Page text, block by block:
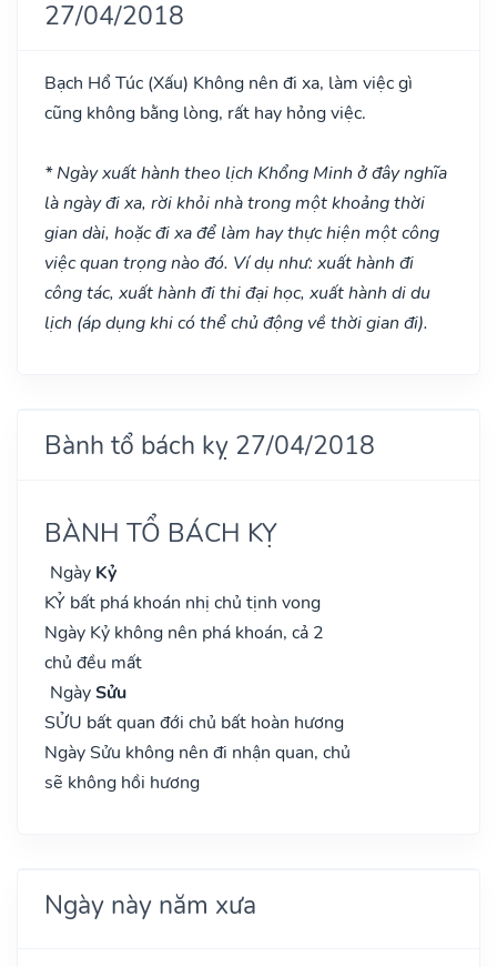
27/04/2018
Bạch Hổ Túc (Xấu) Không nên đi xa, làm việc gì
cũng không bằng lòng, rất hay hỏng việc.
* Ngày xuất hành theo lịch Khổng Minh ở đây nghĩa
là ngày đi xa, rời khỏi nhà trong một khoảng thời
gian dài, hoặc đi xa để làm hay thực hiện một công
việc quan trọng nào đó. Ví dụ như: xuất hành đi
công tác, xuất hành đi thi đại học, xuất hành di du
lịch (áp dụng khi có thể chủ động về thời gian đi).
Bành tổ bách kỵ 27/04/2018
BÀNH TỔ BÁCH KỴ
Ngày Kỷ
KỶ bất phá khoán nhị chủ tịnh vong
Ngày Kỷ không nên phá khoán, cả 2
chủ đều mất
NgàySửu
SỬU bất quan đới chủ bất hoàn hương
Ngày Sửu không nên đi nhận quan, chủ
sẽ không hồi hương
Ngày này năm xưa